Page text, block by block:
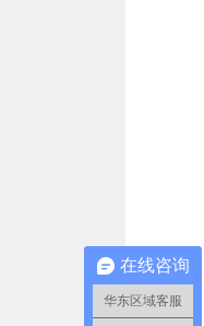
在线咨询
华东区域客服